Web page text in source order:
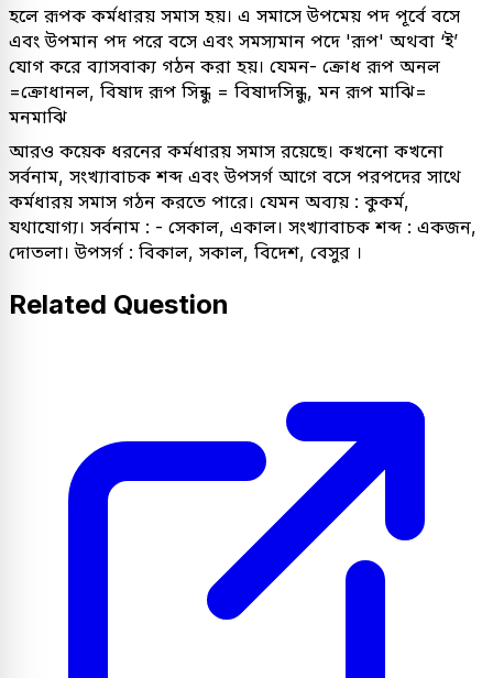
হলে রূপক কর্মধারয় সমাস হয়। এ সমাসে উপমেয় পদ পূর্বে বসে
এবং উপমান পদ পরে বসে এবং সমস্যমান পদে 'রূপ' অথবা ‘ই’
যোগ করে ব্যাসবাক্য গঠন করা হয়। যেমন- ক্রোধ রূপ অনল
=ক্রোধানল, বিষাদ রূপ সিন্ধু = বিষাদসিন্ধু, মন রূপ মাঝি=
মনমাঝি
আরও কয়েক ধরনের কর্মধারয় সমাস রয়েছে। কখনো কখনো
সর্বনাম, সংখ্যাবাচক শব্দ এবং উপসর্গ আগে বসে পরপদের সাথে
কর্মধারয় সমাস গঠন করতে পারে। যেমন অব্যয় : কুকর্ম,
যথাযোগ্য। সর্বনাম : - সেকাল, একাল। সংখ্যাবাচক শব্দ : একজন,
দোতলা। উপসর্গ : বিকাল, সকাল, বিদেশ, বেসুর ।
Related Question